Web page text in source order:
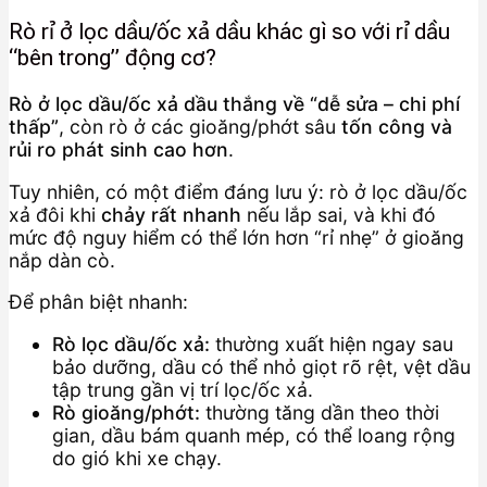
Rò rỉ ở lọc dầu/ốc xả dầu khác gì so với rỉ dầu
“bên trong” động cơ?
Rò ở lọc dầu/ốc xả dầu thắng về “dễ sửa – chi phí
thấp”, còn rò ở các gioăng/phớt sâu tốn công và
rủi ro phát sinh cao hơn.
Tuy nhiên, có một điểm đáng lưu ý: rò ở lọc dầu/ốc
xả đôi khi chảy rất nhanh nếu lắp sai, và khi đó
mức độ nguy hiểm có thể lớn hơn “rỉ nhẹ” ở gioăng
nắp dàn cò.
Để phân biệt nhanh:
Rò lọc dầu/ốc xả: thường xuất hiện ngay sau
bảo dưỡng, dầu có thể nhỏ giọt rõ rệt, vệt dầu
tập trung gần vị trí lọc/ốc xả.
Rò gioăng/phớt: thường tăng dần theo thời
gian, dầu bám quanh mép, có thể loang rộng
do gió khi xe chạy.